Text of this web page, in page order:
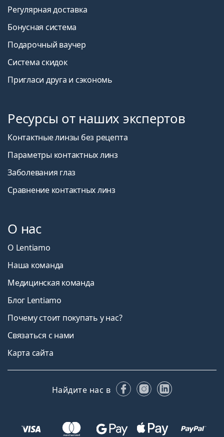
Регулярная доставка
Бонусная система
Подарочный ваучер
Система скидок
Пригласи друга и сэкономь
Ресурсы от наших экспертов
Контактные линзы без рецепта
Параметры контактных линз
Заболевания глаз
Сравнение контактных линз
О нас
О Lentiamo
Наша команда
Медицинская команда
Блог Lentiamo
Почему стоит покупать у нас?
Связаться с нами
Карта сайта
Найдите нас в FacebookInstagram
LinkedIn